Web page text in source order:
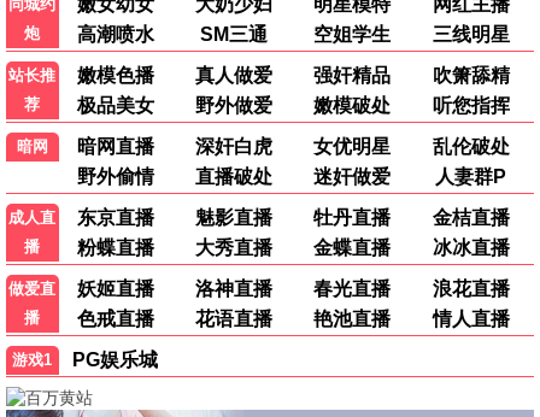
电视剧
国产剧 港剧 韩剧 美剧